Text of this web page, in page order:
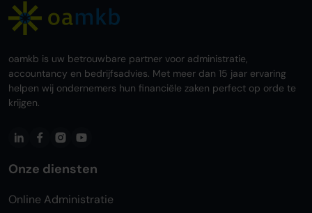
oamkb is uw betrouwbare partner voor administratie,
accountancy en bedrijfsadvies. Met meer dan 15 jaar ervaring
helpen wij ondernemers hun financiële zaken perfect op orde te
krijgen.
Onze diensten
Online Administratie